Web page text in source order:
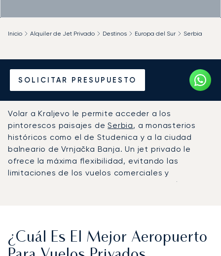
SOLICITAR PRESUPUESTO
Inicio Alquiler de Jet Privado Destinos Europa del Sur Serbia
Alquile un Jet Privado
desde o hacia Kraljevo
Volar a Kraljevo le permite acceder a los
pintorescos paisajes deSerbia, a monasterios
históricos como el de Studenica y a la ciudad
balneario de Vrnjačka Banja. Un jet privado le
ofrece la máxima flexibilidad, evitando las
limitaciones de los vuelos comerciales y
proporcionando una experiencia de viaje lujosa y
¿Cuál Es El Mejor Aeropuerto